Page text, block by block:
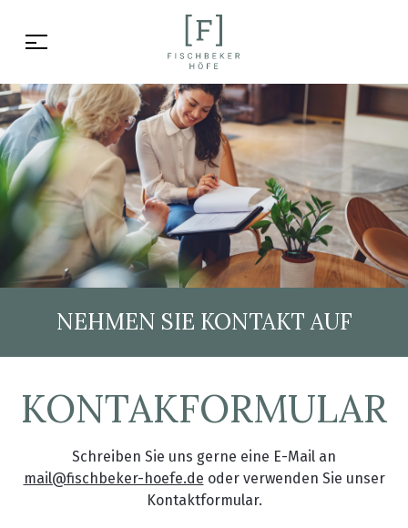
NEHMEN SIE KONTAKT AUF
KONTAKFORMULAR
Schreiben Sie uns gerne eine E-Mail an
mail@fischbeker-hoefe.de oder verwenden Sie unser
Kontaktformular.